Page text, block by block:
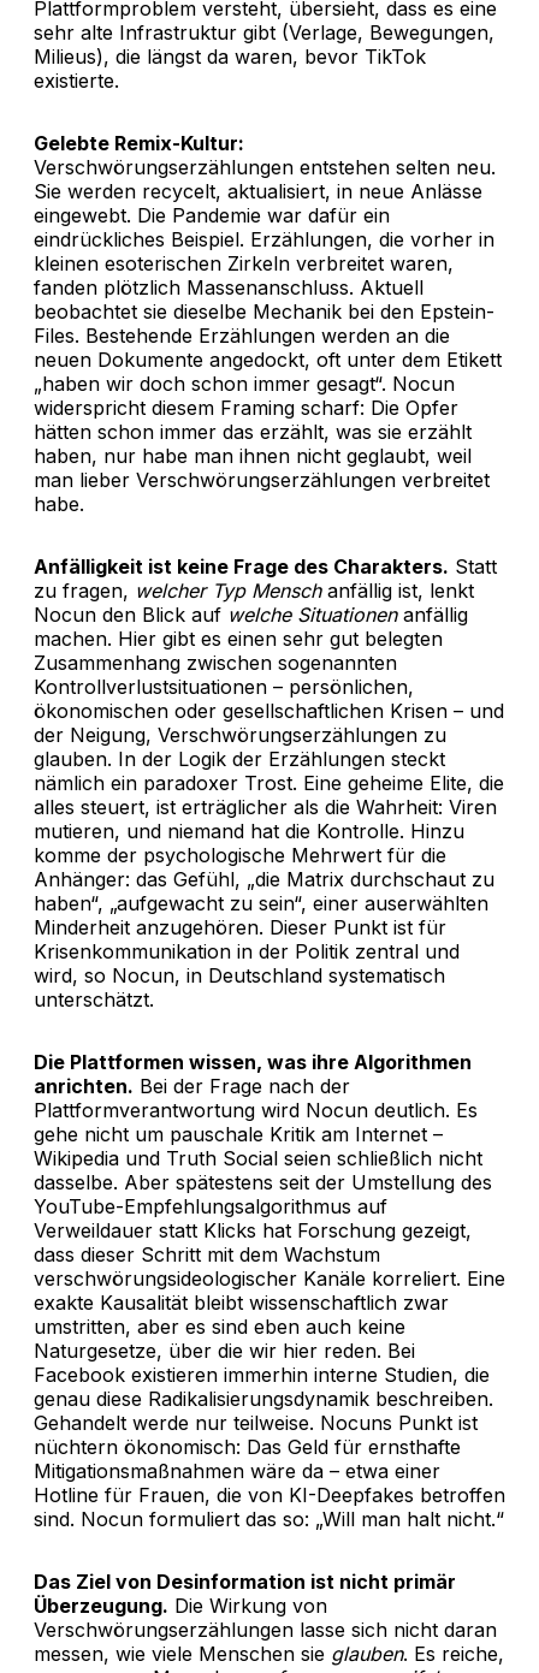
Plattformproblem versteht, übersieht, dass es eine
sehr alte Infrastruktur gibt (Verlage, Bewegungen,
Milieus), die längst da waren, bevor TikTok
existierte.
Gelebte Remix-Kultur:
Verschwörungserzählungen entstehen selten neu.
Sie werden recycelt, aktualisiert, in neue Anlässe
eingewebt. Die Pandemie war dafür ein
eindrückliches Beispiel. Erzählungen, die vorher in
kleinen esoterischen Zirkeln verbreitet waren,
fanden plötzlich Massenanschluss. Aktuell
beobachtet sie dieselbe Mechanik bei den Epstein-
Files. Bestehende Erzählungen werden an die
neuen Dokumente angedockt, oft unter dem Etikett
„haben wir doch schon immer gesagt“. Nocun
widerspricht diesem Framing scharf: Die Opfer
hätten schon immer das erzählt, was sie erzählt
haben, nur habe man ihnen nicht geglaubt, weil
man lieber Verschwörungserzählungen verbreitet
habe.
Anfälligkeit ist keine Frage des Charakters. Statt
zu fragen, welcher Typ Menschanfällig ist, lenkt
Nocun den Blick auf welche Situationenanfällig
machen. Hier gibt es einen sehr gut belegten
Zusammenhang zwischen sogenannten
Kontrollverlustsituationen – persönlichen,
ökonomischen oder gesellschaftlichen Krisen – und
der Neigung, Verschwörungserzählungen zu
glauben. In der Logik der Erzählungen steckt
nämlich ein paradoxer Trost. Eine geheime Elite, die
alles steuert, ist erträglicher als die Wahrheit: Viren
mutieren, und niemand hat die Kontrolle. Hinzu
komme der psychologische Mehrwert für die
Anhänger: das Gefühl, „die Matrix durchschaut zu
haben“, „aufgewacht zu sein“, einer auserwählten
Minderheit anzugehören. Dieser Punkt ist für
Krisenkommunikation in der Politik zentral und
wird, so Nocun, in Deutschland systematisch
unterschätzt.
Die Plattformen wissen, was ihre Algorithmen
anrichten. Bei der Frage nach der
Plattformverantwortung wird Nocun deutlich. Es
gehe nicht um pauschale Kritik am Internet –
Wikipedia und Truth Social seien schließlich nicht
dasselbe. Aber spätestens seit der Umstellung des
YouTube-Empfehlungsalgorithmus auf
Verweildauer statt Klicks hat Forschung gezeigt,
dass dieser Schritt mit dem Wachstum
verschwörungsideologischer Kanäle korreliert. Eine
exakte Kausalität bleibt wissenschaftlich zwar
umstritten, aber es sind eben auch keine
Naturgesetze, über die wir hier reden. Bei
Facebook existieren immerhin interne Studien, die
genau diese Radikalisierungsdynamik beschreiben.
Gehandelt werde nur teilweise. Nocuns Punkt ist
nüchtern ökonomisch: Das Geld für ernsthafte
Mitigationsmaßnahmen wäre da – etwa einer
Hotline für Frauen, die von KI-Deepfakes betroffen
sind. Nocun formuliert das so: „Will man halt nicht.“
Das Ziel von Desinformation ist nicht primär
Überzeugung. Die Wirkung von
Verschwörungserzählungen lasse sich nicht daran
messen, wie viele Menschen sie glauben. Es reiche,